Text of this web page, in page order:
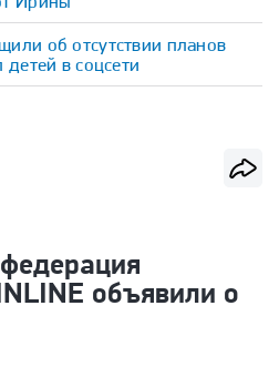
об отсутствии планов
детей в соцсети
объявили о